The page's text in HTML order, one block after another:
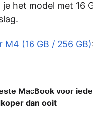
het model met 16
M4 (16 GB / 256 GB)
MacBook voor
dan ooit